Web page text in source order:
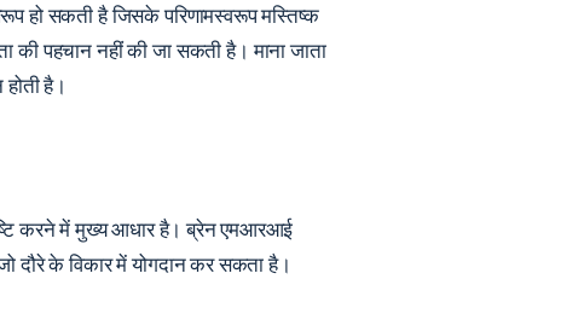
हो सकती है जिसके परिणामस्वरूप मस्तिष्क
की पहचान नहीं की जा सकती है। माना जाता
है।
पुष्टि करने में मुख्य आधार है। ब्रेन एमआरआई
दौरे के विकार में योगदान कर सकता है।